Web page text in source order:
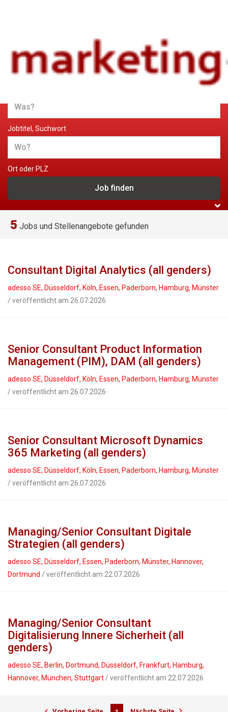
Jobs und Stellenangebote im
Marketing
Jobtitel, Suchwort
Ort oder PLZ
5 Jobs und Stellenangebote gefunden
Consultant Digital Analytics (all genders)
adesso SE, Düsseldorf, Köln, Essen, Paderborn, Hamburg, Münster
/ veröffentlicht am 26.07.2026
Senior Consultant Product Information
Management (PIM), DAM (all genders)
adesso SE, Düsseldorf, Köln, Essen, Paderborn, Hamburg, Münster
/ veröffentlicht am 26.07.2026
Senior Consultant Microsoft Dynamics
365 Marketing (all genders)
adesso SE, Düsseldorf, Köln, Essen, Paderborn, Hamburg, Münster
/ veröffentlicht am 26.07.2026
Managing/Senior Consultant Digitale
Strategien (all genders)
adesso SE, Düsseldorf, Essen, Paderborn, Münster, Hannover,
Dortmund / veröffentlicht am 22.07.2026
Managing/Senior Consultant
Digitalisierung Innere Sicherheit (all
genders)
adesso SE, Berlin, Dortmund, Düsseldorf, Frankfurt, Hamburg,
Hannover, München, Stuttgart / veröffentlicht am 22.07.2026